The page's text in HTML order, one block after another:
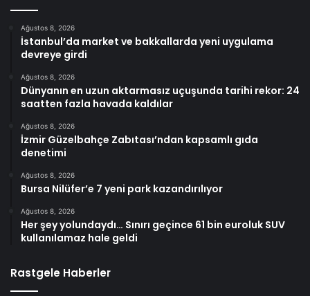
Ağustos 8, 2026
İstanbul’da market ve bakkallarda yeni uygulama
devreye girdi
Ağustos 8, 2026
Dünyanın en uzun aktarmasız uçuşunda tarihi rekor: 24
saatten fazla havada kaldılar
Ağustos 8, 2026
İzmir Güzelbahçe Zabıtası’ndan kapsamlı gıda
denetimi
Ağustos 8, 2026
Bursa Nilüfer’e 7 yeni park kazandırılıyor
Ağustos 8, 2026
Her şey yolundaydı… Sınırı geçince 61 bin euroluk SUV
kullanılamaz hale geldi
Rastgele Haberler